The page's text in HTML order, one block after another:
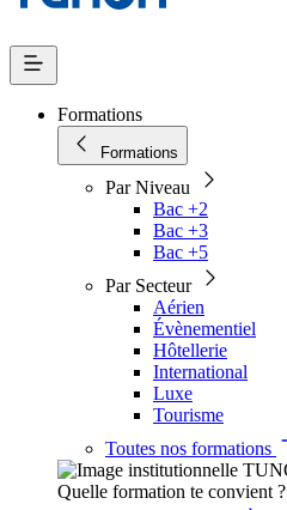
Formations
Formations
Par Niveau
Bac +2
Bac +3
Bac +5
Par Secteur
Aérien
Évènementiel
Hôtellerie
International
Luxe
Tourisme
Toutes nos formations
Quelle formation te convient ?